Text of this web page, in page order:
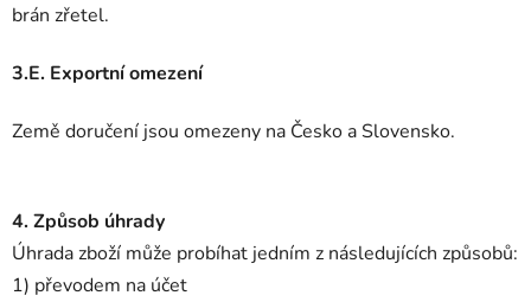
brán zřetel.
3.E. Exportní omezení
Země doručení jsou omezeny na Česko a Slovensko.
4. Způsob úhrady
Úhrada zboží může probíhat jedním z následujících způsobů:
1) převodem na účet